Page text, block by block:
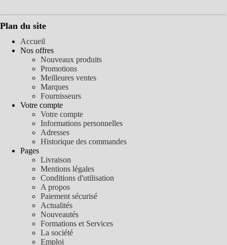
Plan du site
Accueil
Nos offres
Nouveaux produits
Promotions
Meilleures ventes
Marques
Fournisseurs
Votre compte
Votre compte
Informations personnelles
Adresses
Historique des commandes
Pages
Livraison
Mentions légales
Conditions d'utilisation
A propos
Paiement sécurisé
Actualités
Nouveautés
Formations et Services
La société
Emploi